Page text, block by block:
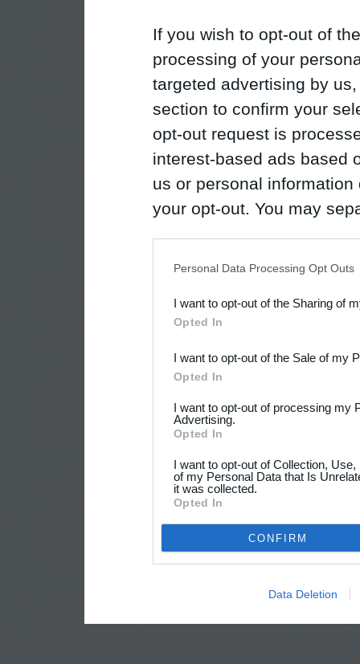
If you wish to opt-out of
processing of your
targeted advertising by
section to confirm your
opt-out request is
interest-based ads based
us or personal
your opt-out. You may
Downstream Participants
third parties.
Personal Data Processing Opt Outs
I want to opt-out of the Sharing of
Opted In
I want to opt-out of the Sale of my
Opted In
I want to opt-out of processing my
Advertising.
Opted In
I want to opt-out of Collection,
of my Personal Data that Is
it was collected.
Opted In
CONFIRM
Data Deletion